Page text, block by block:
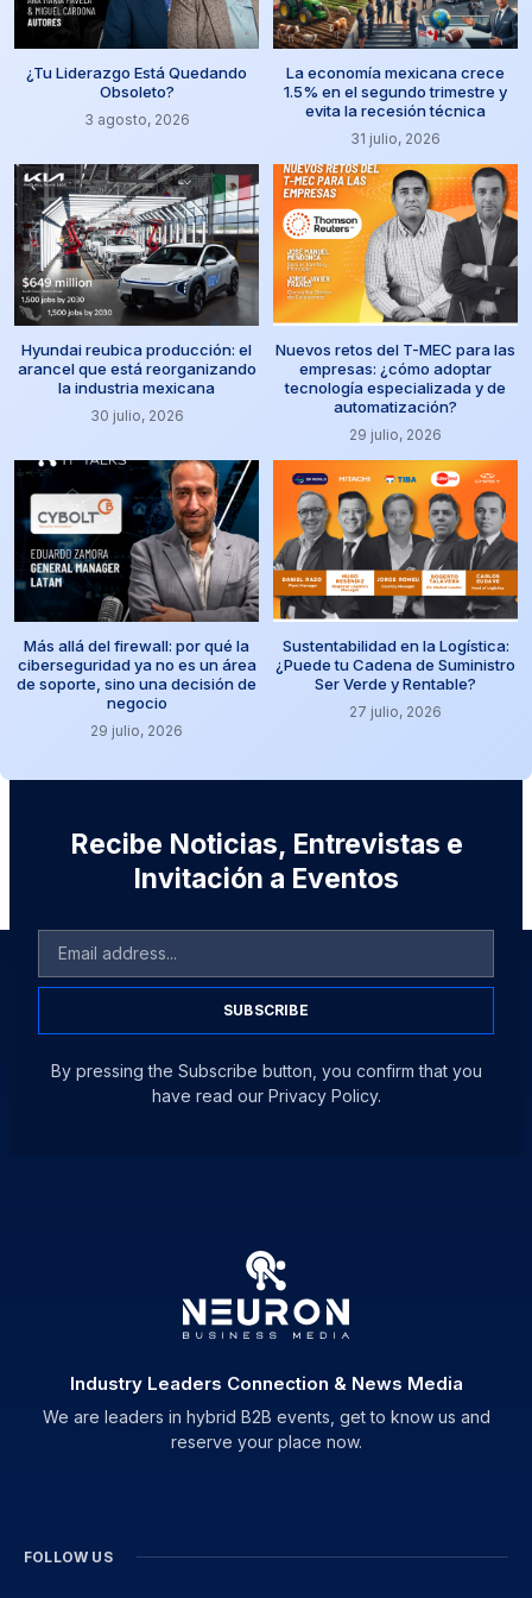
¿Tu Liderazgo Está Quedando
Obsoleto?
3 agosto, 2026
La economía mexicana crece
1.5% en el segundo trimestre y
evita la recesión técnica
31 julio, 2026
Hyundai reubica producción: el
arancel que está reorganizando
la industria mexicana
30 julio, 2026
Nuevos retos del T-MEC para las
empresas: ¿cómo adoptar
tecnología especializada y de
automatización?
29 julio, 2026
Más allá del firewall: por qué la
ciberseguridad ya no es un área
de soporte, sino una decisión de
negocio
29 julio, 2026
Sustentabilidad en la Logística:
¿Puede tu Cadena de Suministro
Ser Verde y Rentable?
27 julio, 2026
Recibe Noticias, Entrevistas e
Invitación a Eventos
SUBSCRIBE
By pressing the Subscribe button, you confirm that you
have read our Privacy Policy.
Industry Leaders Connection & News Media
We are leaders in hybrid B2B events, get to know us and
reserve your place now.
FOLLOW US